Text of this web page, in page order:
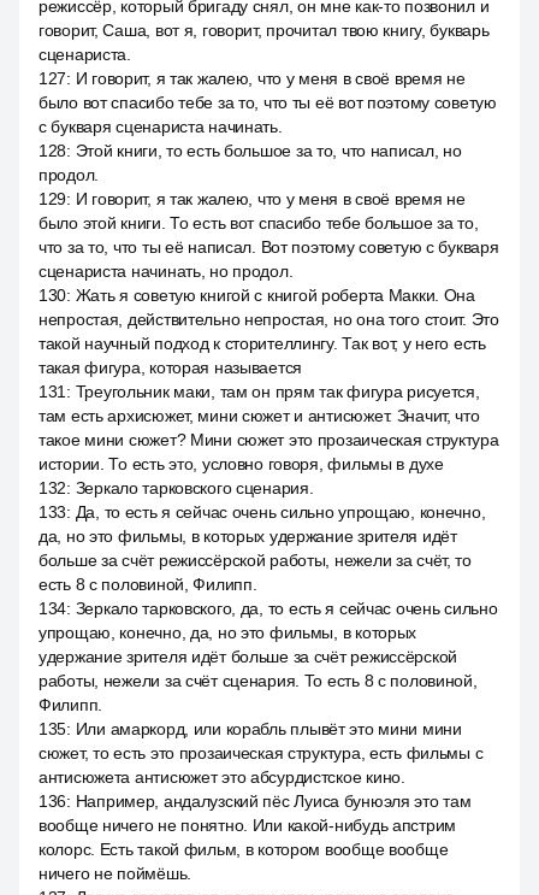
режиссёр, который бригаду снял, он мне как-то позвонил и
говорит, Саша, вот я, говорит, прочитал твою книгу, букварь
сценариста.
127: И говорит, я так жалею, что у меня в своё время не
было вот спасибо тебе за то, что ты её вот поэтому советую
с букваря сценариста начинать.
128: Этой книги, то есть большое за то, что написал, но
продол.
129: И говорит, я так жалею, что у меня в своё время не
было этой книги. То есть вот спасибо тебе большое за то,
что за то, что ты её написал. Вот поэтому советую с букваря
сценариста начинать, но продол.
130: Жать я советую книгой с книгой роберта Макки. Она
непростая, действительно непростая, но она того стоит. Это
такой научный подход к сторителлингу. Так вот, у него есть
такая фигура, которая называется
131 : Треугольник маки, там он прям так фигура рисуется,
там есть архисюжет, мини сюжет и антисюжет. Значит, что
такое мини сюжет? Мини сюжет это прозаическая структура
истории. То есть это, условно говоря, фильмы в духе
132: Зеркало тарковского сценария.
133: Да, то есть я сейчас очень сильно упрощаю, конечно,
да, но это фильмы, в которых удержание зрителя идёт
больше за счёт режиссёрской работы, нежели за счёт, то
есть 8 с половиной, Филипп.
134: Зеркало тарковского, да, то есть я сейчас очень сильно
упрощаю, конечно, да, но это фильмы, в которых
удержание зрителя идёт больше за счёт режиссёрской
работы, нежели за счёт сценария. То есть 8 с половиной,
Филипп.
135: Или амаркорд, или корабль плывёт это мини мини
сюжет, то есть это прозаическая структура, есть фильмы с
антисюжета антисюжет это абсурдистское кино.
136: Например, андалузский пёс Луиса бунюэля это там
вообще ничего не понятно. Или какой-нибудь апстрим
колорс. Есть такой фильм, в котором вообще вообще
ничего не поймёшь.